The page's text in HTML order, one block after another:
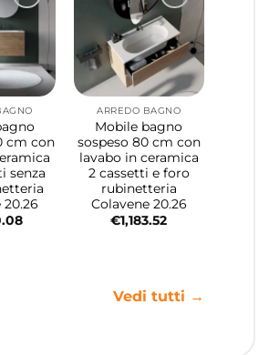
cm con
senza
20.26
ARREDO BAGNO
Mobile bagno
sospeso 80 cm con
lavabo in ceramica
2 cassetti e foro
rubinetteria
Colavene 20.26
€1,183.52
Vedi tutti →